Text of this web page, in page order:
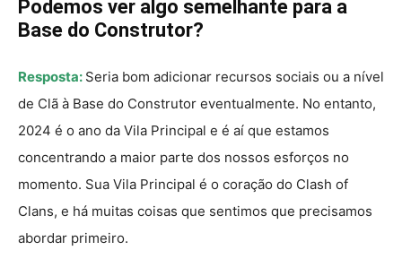
Podemos ver algo semelhante para a
Base do Construtor?
Resposta: Seria bom adicionar recursos sociais ou a nível
de Clã à Base do Construtor eventualmente. No entanto,
2024 é o ano da Vila Principal e é aí que estamos
concentrando a maior parte dos nossos esforços no
momento. Sua Vila Principal é o coração do Clash of
Clans, e há muitas coisas que sentimos que precisamos
abordar primeiro.